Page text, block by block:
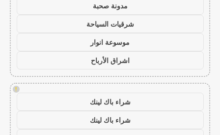
مدونة صحبة
شرقيات السياحة
موسوعة انوار
اشراق الأرباح
!
شراء باك لينك
شراء باك لينك